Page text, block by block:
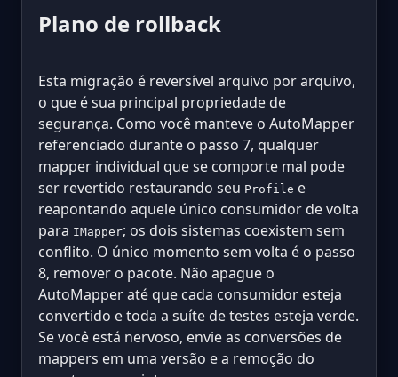
Plano de rollback
Esta migração é reversível arquivo por arquivo,
o que é sua principal propriedade de
segurança. Como você manteve o AutoMapper
referenciado durante o passo 7, qualquer
mapper individual que se comporte mal pode
ser revertido restaurando seu Profile e
reapontando aquele único consumidor de volta
para IMapper; os dois sistemas coexistem sem
conflito. O único momento sem volta é o passo
8, remover o pacote. Não apague o
AutoMapper até que cada consumidor esteja
convertido e toda a suíte de testes esteja verde.
Se você está nervoso, envie as conversões de
mappers em uma versão e a remoção do